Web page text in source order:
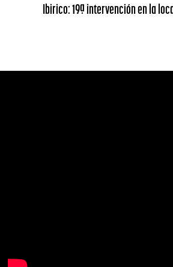
Ibirico: 19ª intervención en la